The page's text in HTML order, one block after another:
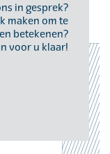
in gesprek?
maken om te
betekenen?
voor u klaar!